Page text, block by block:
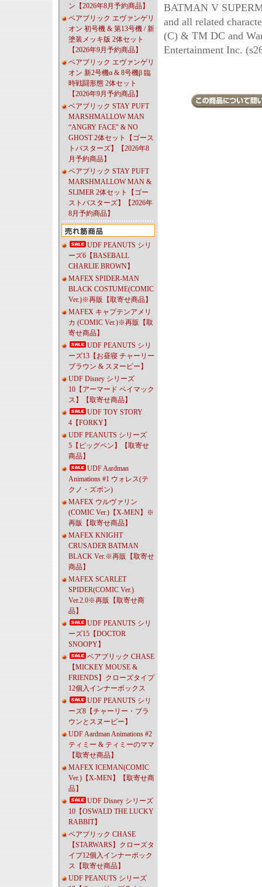
ン【2026年8月予約商品】
ベアブリック エヴァンゲリ
オン 初号機 & 第13号機 / 新
塗装メッキ版 2体セット
【2026年9月予約商品】
ベアブリック エヴァンゲリ
オン 新2号機α & 8号機β 臨
時戦闘形態 2体セット
【2026年9月予約商品】
ベアブリック STAY PUFT
MARSHMALLOW MAN
“ANGRY FACE" & NO
GHOST 2体セット【ゴース
トバスターズ】【2026年8
月予約商品】
ベアブリック STAY PUFT
MARSHMALLOW MAN &
SLIMER 2体セット【ゴー
ストバスターズ】【2026年
8月予約商品】
UDF PEANUTS シリ
ーズ6【BASEBALL
CHARLIE BROWN】
MAFEX SPIDER-MAN
BLACK COSTUME(COMIC
Ver.)※再販【取寄せ商品】
MAFEX キャプテンアメリ
カ (COMIC Ver.)※再販【取
寄せ商品】
UDF PEANUTS シリ
ーズ13【お昼寝 チャーリー
ブラウン & スヌーピー】
UDF Disney シリーズ
10【アーマード ベイマック
ス】【取寄せ商品】
UDF TOY STORY
4【FORKY】
UDF PEANUTS シリーズ
5【ピッグペン】【取寄せ
商品】
UDF Aardman
Animations #1 ウォレス(テ
クノ・ズボン)
MAFEX ウルヴァリン
(COMIC Ver.)【X-MEN】※
再販【取寄せ商品】
MAFEX KNIGHT
CRUSADER BATMAN
BLACK Ver.※再販【取寄せ
商品】
MAFEX SCARLET
SPIDER(COMIC Ver.)
Ver.2.0※再販【取寄せ商
品】
UDF PEANUTS シリ
ーズ15【DOCTOR
SNOOPY】
ベアブリック CHASE
【MICKEY MOUSE &
FRIENDS】クローズタイプ
12個入インナーボックス
UDF PEANUTS シリ
ーズ8【チャーリー・ブラ
ウンとスヌーピー】
UDF Aardman Animations #2
ティミー & ティミーのママ
【取寄せ商品】
MAFEX ICEMAN(COMIC
Ver.)【X-MEN】【取寄せ商
品】
UDF Disney シリーズ
10【OSWALD THE LUCKY
RABBIT】
ベアブリック CHASE
【STARWARS】クローズタ
イプ12個入インナーボック
ス【取寄せ商品】
UDF PEANUTS シリーズ
BATMAN V
and all related
(C) & TM DC and
Entertainment Inc.